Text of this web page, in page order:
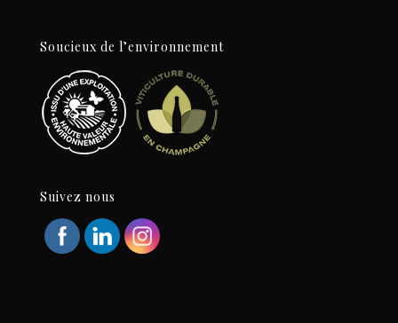
Soucieux de l’environnement
Suivez nous